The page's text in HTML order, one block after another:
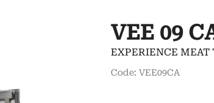
VEE 09
EXPERIENCE MEAT
Code: VEE09CA